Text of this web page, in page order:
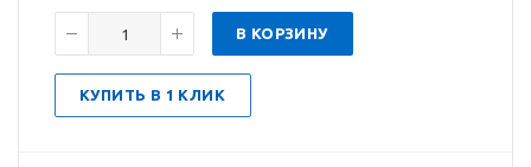
В КОРЗИНУ
КУПИТЬ В 1 КЛИК